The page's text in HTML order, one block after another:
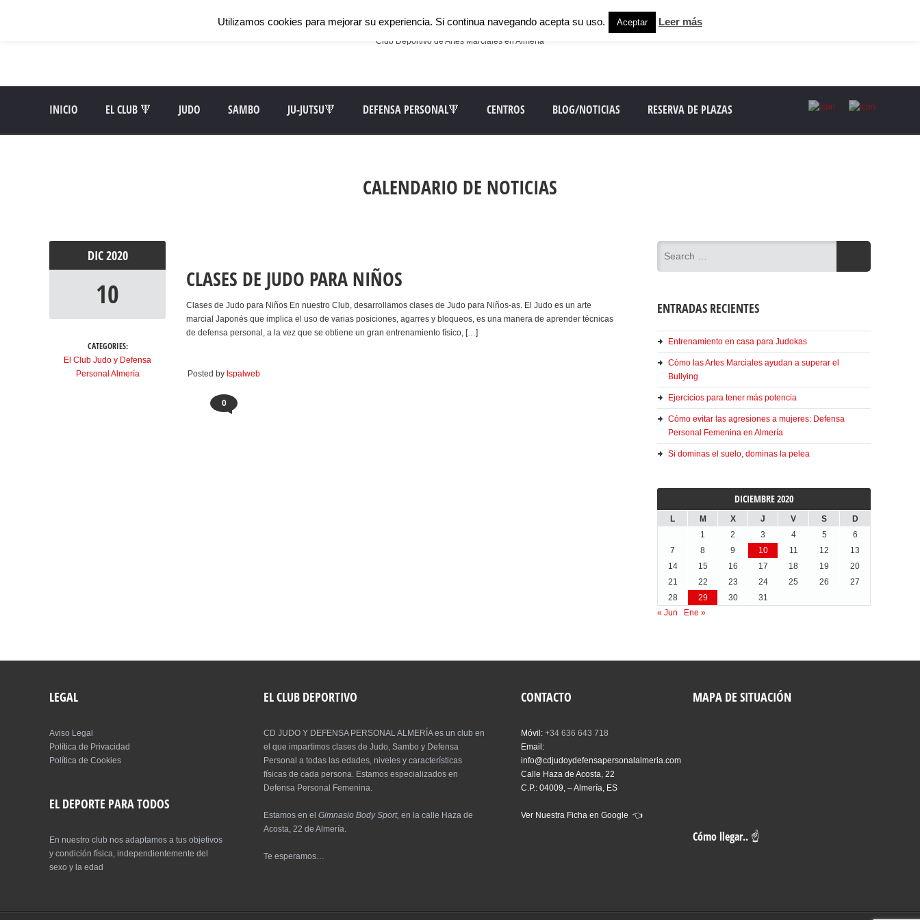
Club Deportivo de Artes Marciales en Almería
INICIO EL CLUB 🔻 JUDO SAMBO JU-JUTSU🔻 DEFENSA PERSONAL🔻 CENTROS BLOG/NOTICIAS RESERVA DE PLAZAS
CALENDARIO DE NOTICIAS
DIC2020
10
CATEGORIES:
El Club Judo y Defensa
Personal Almería
CLASES DE JUDO PARA NIÑOS
Clases de Judo para Niños En nuestro Club, desarrollamos clases de Judo para Niños-as. El Judo es un arte
marcial Japonés que implica el uso de varias posiciones, agarres y bloqueos, es una manera de aprender técnicas
de defensa personal, a la vez que se obtiene un gran entrenamiento físico, […]
Posted by Ispalweb
0
ENTRADAS RECIENTES
Entrenamiento en casa para Judokas
Cómo las Artes Marciales ayudan a superar el
Bullying
Ejercicios para tener más potencia
Cómo evitar las agresiones a mujeres: Defensa
Personal Femenina en Almería
Si dominas el suelo, dominas la pelea
DICIEMBRE 2020
L M X J V S
D
1
2 3 4 5
6
7
8 9 10 11 12
13
14
15 16 17 18 19
20
21
22 23 24 25 26
27
28
29 30
31
« Jun
Ene »
LEGAL
Aviso Legal
Política de Privacidad
Política de Cookies
EL DEPORTE PARA TODOS
En nuestro club nos adaptamos a tus objetivos
y condición física, independientemente del
sexo y la edad
EL CLUB DEPORTIVO
CD JUDO Y DEFENSA PERSONAL ALMERÍA es un club en
el que impartimos clases de Judo, Sambo y Defensa
Personal a todas las edades, niveles y características
físicas de cada persona. Estamos especializados en
Defensa Personal Femenina.
Estamos en elGimnasio Body Sport,en la calle Haza de
Acosta, 22 de Almería.
Te esperamos…
CONTACTO
Móvil:+34 636 643 718
Email:
info@cdjudoydefensapersonalalmeria.com
Calle Haza de Acosta, 22
C.P.: 04009, – Almería, ES
Ver Nuestra Ficha en Google 👈
MAPA DE SITUACIÓN
Cómo llegar.. ☝
Utilizamos cookies para mejorar su experiencia. Si continua navegando acepta su uso. Aceptar Leer más